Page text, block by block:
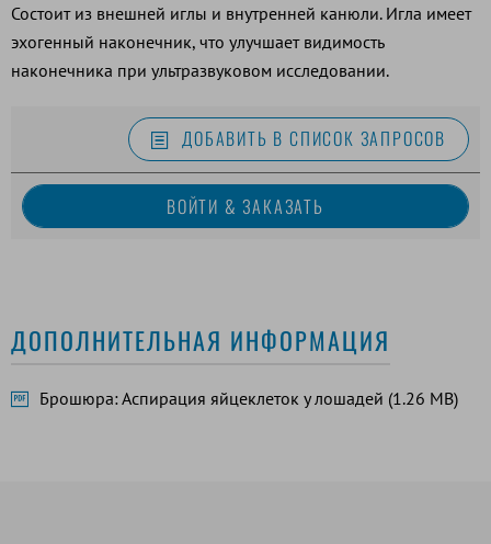
Состоит из внешней иглы и внутренней канюли. Игла имеет
эхогенный наконечник, что улучшает видимость
наконечника при ультразвуковом исследовании.
ДОБАВИТЬ В СПИСОК ЗАПРОСОВ
ДОПОЛНИТЕЛЬНАЯ ИНФОРМАЦИЯ
Брошюра: Аспирация яйцеклеток у лошадей (1.26 MB)